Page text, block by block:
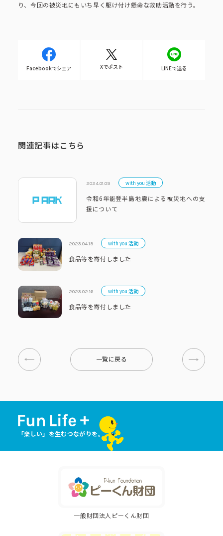
り、今回の被災地にもいち早く駆け付け懸命な救助活動を行う。
Facebookでシェア Xでポスト LINEで送る
関連記事はこちら
2024.01.09 with you 活動
令和6年能登半島地震による被災地への支
援について
2023.04.19 with you 活動
食品等を寄付しました
2023.02.16 with you 活動
食品等を寄付しました
一覧に戻る
「楽しい」を生むつながりを。
一般財団法人ピーくん財団